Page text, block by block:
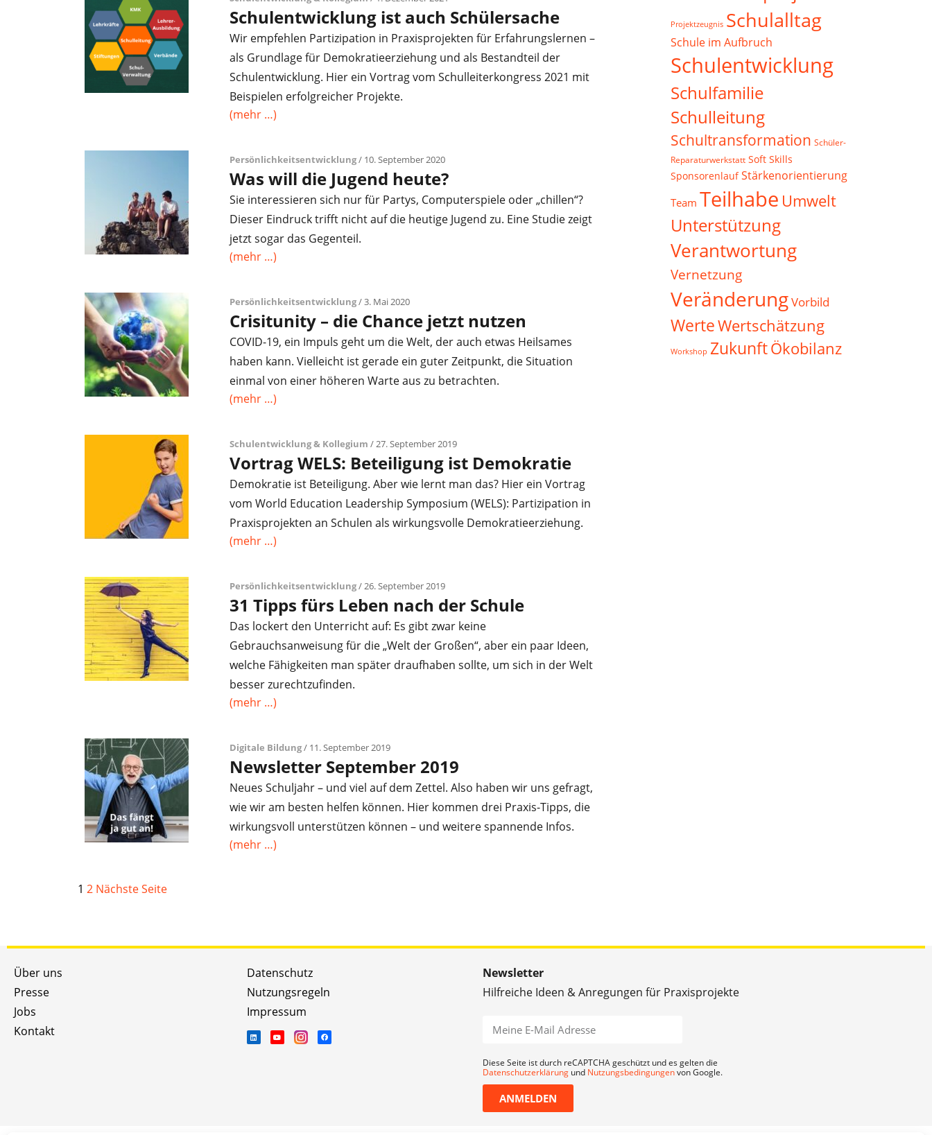
Schulentwicklung ist auch Schülersache
Wir empfehlen Partizipation in Praxisprojekten für Erfahrungslernen –
als Grundlage für Demokratieerziehung und als Bestandteil der
Schulentwicklung. Hier ein Vortrag vom Schulleiterkongress 2021 mit
Beispielen erfolgreicher Projekte.
(mehr …)
Persönlichkeitsentwicklung/ 10. September 2020
Was will die Jugend heute?
Sie interessieren sich nur für Partys, Computerspiele oder „chillen“?
Dieser Eindruck trifft nicht auf die heutige Jugend zu. Eine Studie zeigt
jetzt sogar das Gegenteil.
(mehr …)
Persönlichkeitsentwicklung/ 3. Mai 2020
Crisitunity – die Chance jetzt nutzen
COVID-19, ein Impuls geht um die Welt, der auch etwas Heilsames
haben kann. Vielleicht ist gerade ein guter Zeitpunkt, die Situation
einmal von einer höheren Warte aus zu betrachten.
(mehr …)
Schulentwicklung & Kollegium / 27. September 2019
Vortrag WELS: Beteiligung ist Demokratie
Demokratie ist Beteiligung. Aber wie lernt man das? Hier ein Vortrag
vom World Education Leadership Symposium (WELS): Partizipation in
Praxisprojekten an Schulen als wirkungsvolle Demokratieerziehung.
(mehr …)
Persönlichkeitsentwicklung/ 26. September 2019
31 Tipps fürs Leben nach der Schule
Das lockert den Unterricht auf: Es gibt zwar keine
Gebrauchsanweisung für die „Welt der Großen“, aber ein paar Ideen,
welche Fähigkeiten man später draufhaben sollte, um sich in der Welt
besser zurechtzufinden.
(mehr …)
Digitale Bildung/ 11. September 2019
Newsletter September 2019
Neues Schuljahr – und viel auf dem Zettel. Also haben wir uns gefragt,
wie wir am besten helfen können. Hier kommen drei Praxis-Tipps, die
wirkungsvoll unterstützen können – und weitere spannende Infos.
(mehr …)
1 2 Nächste Seite
Projektzeugnis Schulalltag
Schule im Aufbruch
Schulentwicklung
Schulfamilie
Schulleitung
Schultransformation Schüler-
Reparaturwerkstatt Soft Skills
Sponsorenlauf Stärkenorientierung
Team Teilhabe Umwelt
Unterstützung
Verantwortung
Vernetzung
VeränderungVorbild
WerteWertschätzung
Workshop ZukunftÖkobilanz
Über uns
Presse
Jobs
Kontakt
Datenschutz
Nutzungsregeln
Impressum
Newsletter
Hilfreiche Ideen & Anregungen für Praxisprojekte
Diese Seite ist durch reCAPTCHA geschützt und es gelten die
Datenschutzerklärung und Nutzungsbedingungenvon Google.
ANMELDEN